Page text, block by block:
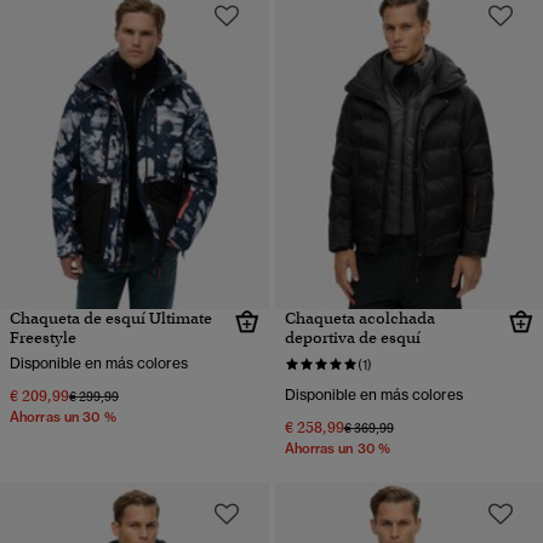
Chaqueta de esquí Ultimate
Freestyle
Disponible en más colores
€ 209,99Precio rebajado de
€ 299,99a
Ahorras un 30 %
Chaqueta acolchada
deportiva de esquí
(1)
Disponible en más colores
€ 258,99Precio rebajado de
€ 369,99a
Ahorras un 30 %